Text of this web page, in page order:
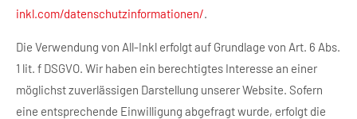
inkl.com/datenschutzinformationen/.
Die Verwendung von All-Inkl erfolgt auf Grundlage von Art. 6 Abs.
1 lit. f DSGVO. Wir haben ein berechtigtes Interesse an einer
möglichst zuverlässigen Darstellung unserer Website. Sofern
eine entsprechende Einwilligung abgefragt wurde, erfolgt die